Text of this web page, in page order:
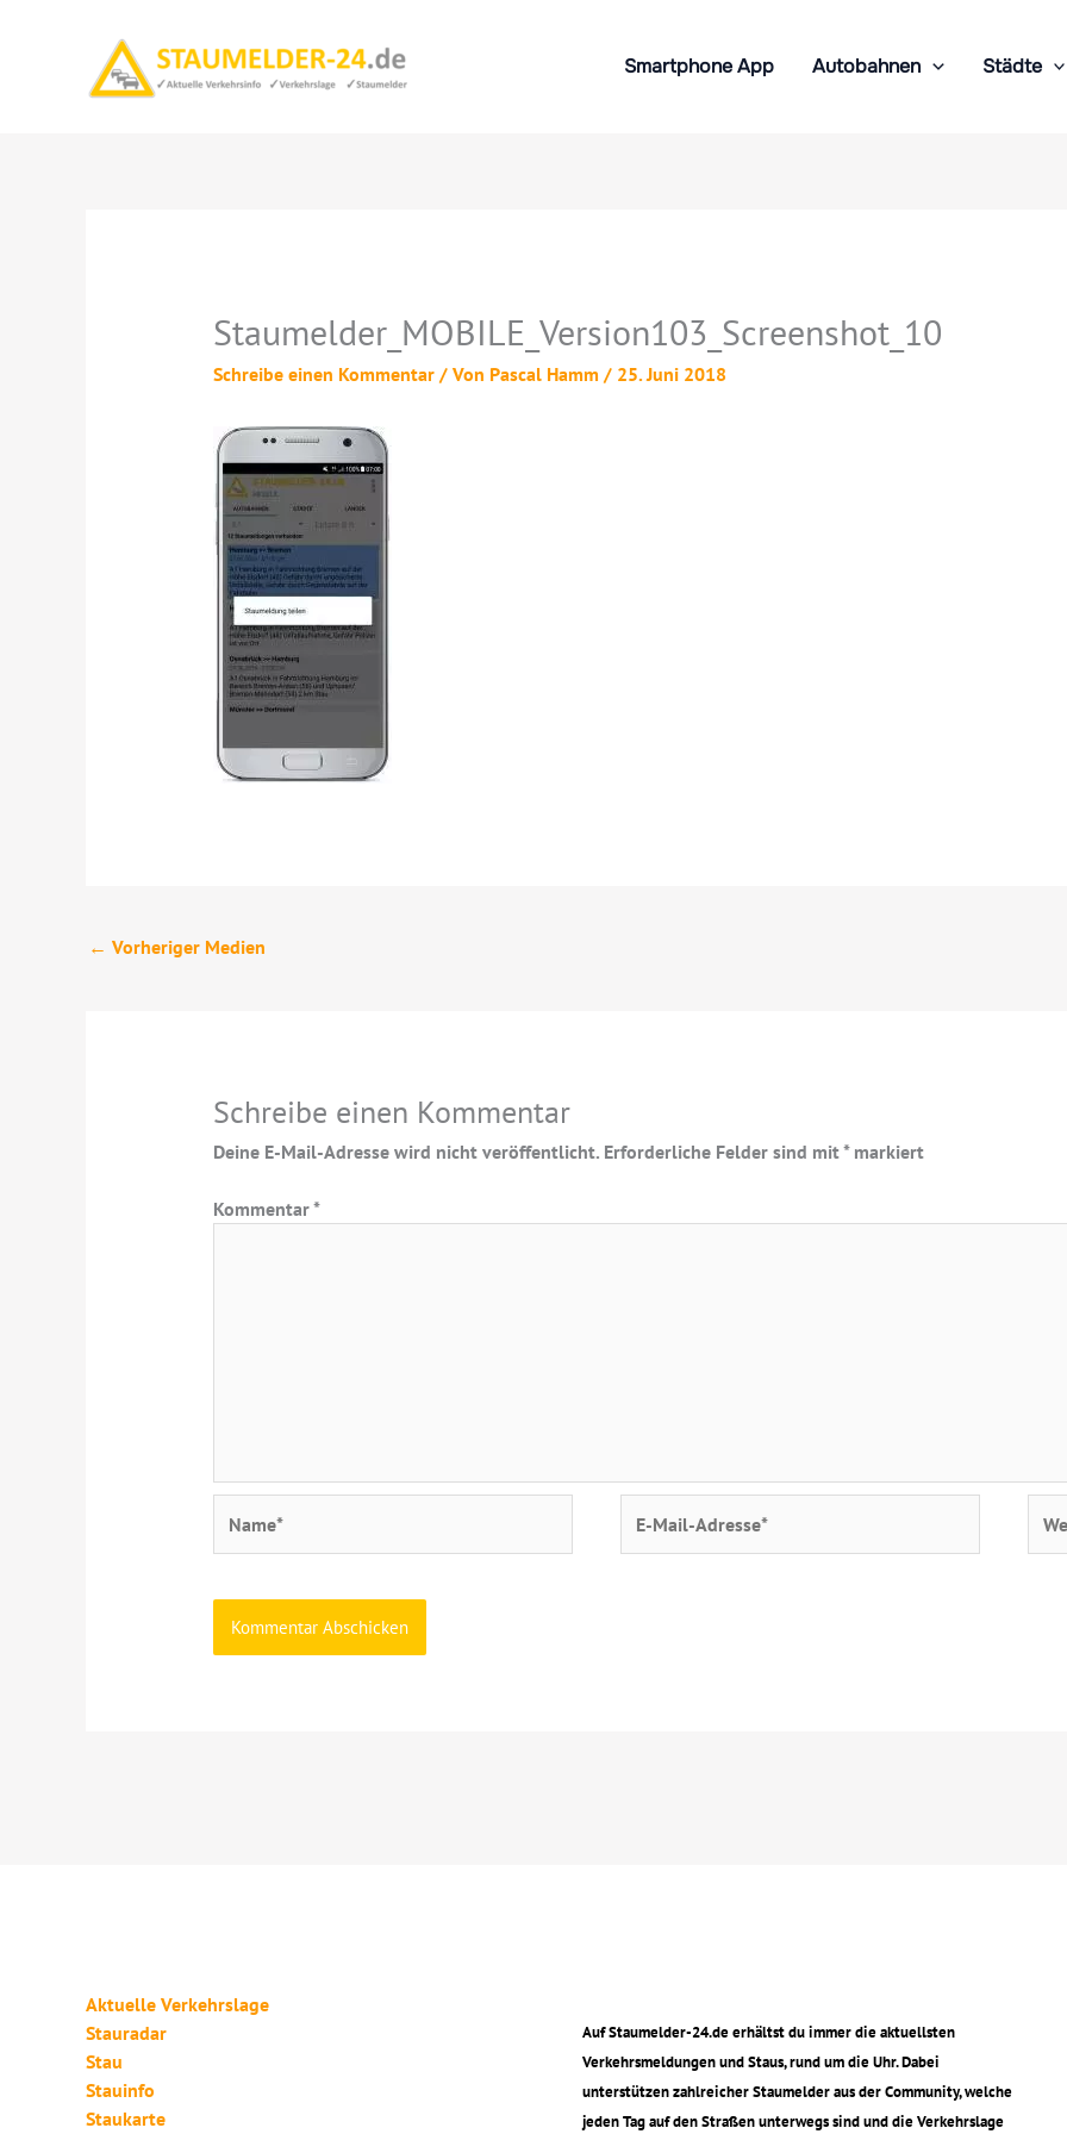
Smartphone App Autobahnen Städte
Staumelder_MOBILE_Version103_Screenshot_10
Schreibe einen Kommentar / Von Pascal Hamm / 25. Juni 2018
← Vorheriger Medien
Schreibe einen Kommentar
Deine E-Mail-Adresse wird nicht veröffentlicht. Erforderliche Felder sind mit*markiert
Kommentar*
Mail-
Aktuelle Verkehrslage
Stauradar
Stau
Stauinfo
Staukarte
Auf Staumelder-24.de erhältst du immer die aktuellsten
Verkehrsmeldungen und Staus, rund um die Uhr. Dabei
unterstützen zahlreicher Staumelder aus der Community, welche
jeden Tag auf den Straßen unterwegs sind und die Verkehrslage